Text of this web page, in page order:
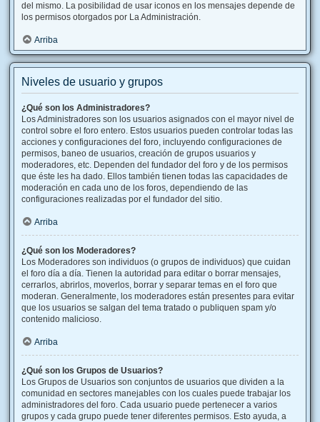
del mismo. La posibilidad de usar iconos en los mensajes depende de
los permisos otorgados por La Administración.
Arriba
Niveles de usuario y grupos
¿Qué son los Administradores?
Los Administradores son los usuarios asignados con el mayor nivel de
control sobre el foro entero. Estos usuarios pueden controlar todas las
acciones y configuraciones del foro, incluyendo configuraciones de
permisos, baneo de usuarios, creación de grupos usuarios y
moderadores, etc. Dependen del fundador del foro y de los permisos
que éste les ha dado. Ellos también tienen todas las capacidades de
moderación en cada uno de los foros, dependiendo de las
configuraciones realizadas por el fundador del sitio.
Arriba
¿Qué son los Moderadores?
Los Moderadores son individuos (o grupos de individuos) que cuidan
el foro día a día. Tienen la autoridad para editar o borrar mensajes,
cerrarlos, abrirlos, moverlos, borrar y separar temas en el foro que
moderan. Generalmente, los moderadores están presentes para evitar
que los usuarios se salgan del tema tratado o publiquen spam y/o
contenido malicioso.
Arriba
¿Qué son los Grupos de Usuarios?
Los Grupos de Usuarios son conjuntos de usuarios que dividen a la
comunidad en sectores manejables con los cuales puede trabajar los
administradores del foro. Cada usuario puede pertenecer a varios
grupos y cada grupo puede tener diferentes permisos. Esto ayuda, a